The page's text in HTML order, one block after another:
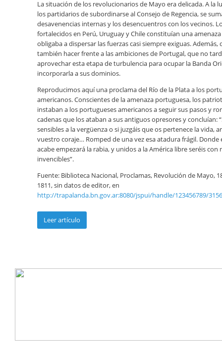
La situación de los revolucionarios de Mayo era delicada. A la
los partidarios de subordinarse al Consejo de Regencia, se
desavenencias internas y los desencuentros con los vecinos.
fortalecidos en Perú, Uruguay y Chile constituían una
obligaba a dispersar las fuerzas casi siempre exiguas. Además,
también hacer frente a las ambiciones de Portugal, que no
aprovechar esta etapa de turbulencia para ocupar la Banda
incorporarla a sus dominios.
Reproducimos aquí una proclama del Río de la Plata a los
americanos. Conscientes de la amenaza portuguesa, los
instaban a los portugueses americanos a seguir sus pasos y
cadenas que los ataban a sus antiguos opresores y concluían:
sensibles a la vergüenza o si juzgáis que os pertenece la vida,
vuestro coraje… Romped de una vez esa atadura frágil. Donde
acabe empezará la rabia, y unidos a la América libre seréis con
invencibles”.
Fuente: Biblioteca Nacional, Proclamas, Revolución de Mayo,
1811, sin datos de editor, en
http://trapalanda.bn.gov.ar:8080/jspui/handle/123456789/3156
Leer artículo